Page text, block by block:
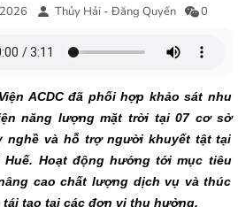
Thủy Hải - Đăng Quyến 0
ACDC đã phối hợp khảo sát nhu
năng lượng mặt trời tại 07 cơ sở
nghề và hỗ trợ người khuyết tật tại
Huế. Hoạt động hướng tới mục tiêu
cao chất lượng dịch vụ và thúc
tạo tại các đơn vị thụ hưởng.